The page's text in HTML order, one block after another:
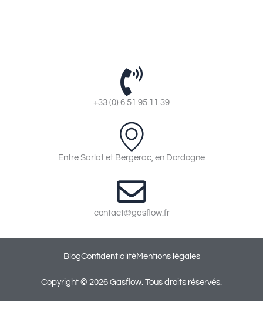
+33 (0) 6 51 95 11 39
Entre Sarlat et Bergerac, en Dordogne
contact@gasflow.fr
Copyright © 2026 Gasflow. Tous droits réservés.
BlogConfidentialitéMentions légales